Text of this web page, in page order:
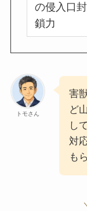
の侵入口封
鎖力
トモさん
害
ど
し
対
も